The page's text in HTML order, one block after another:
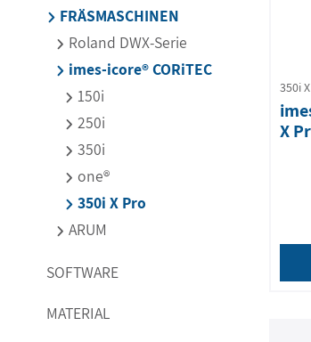
FRÄSMASCHINEN
Roland DWX-Serie
imes-icore® CORiTEC
150i
250i
350i
one®
350i X Pro
ARUM
SOFTWARE
MATERIAL
350i
X